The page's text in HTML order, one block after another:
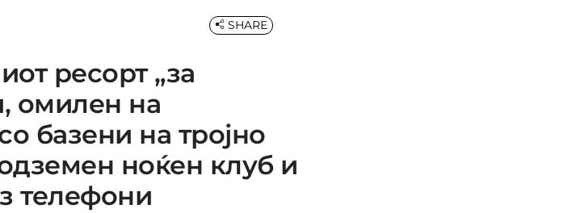
ресорт „за
омилен на
базени на тројно
ноќен клуб и
телефони
SHARE